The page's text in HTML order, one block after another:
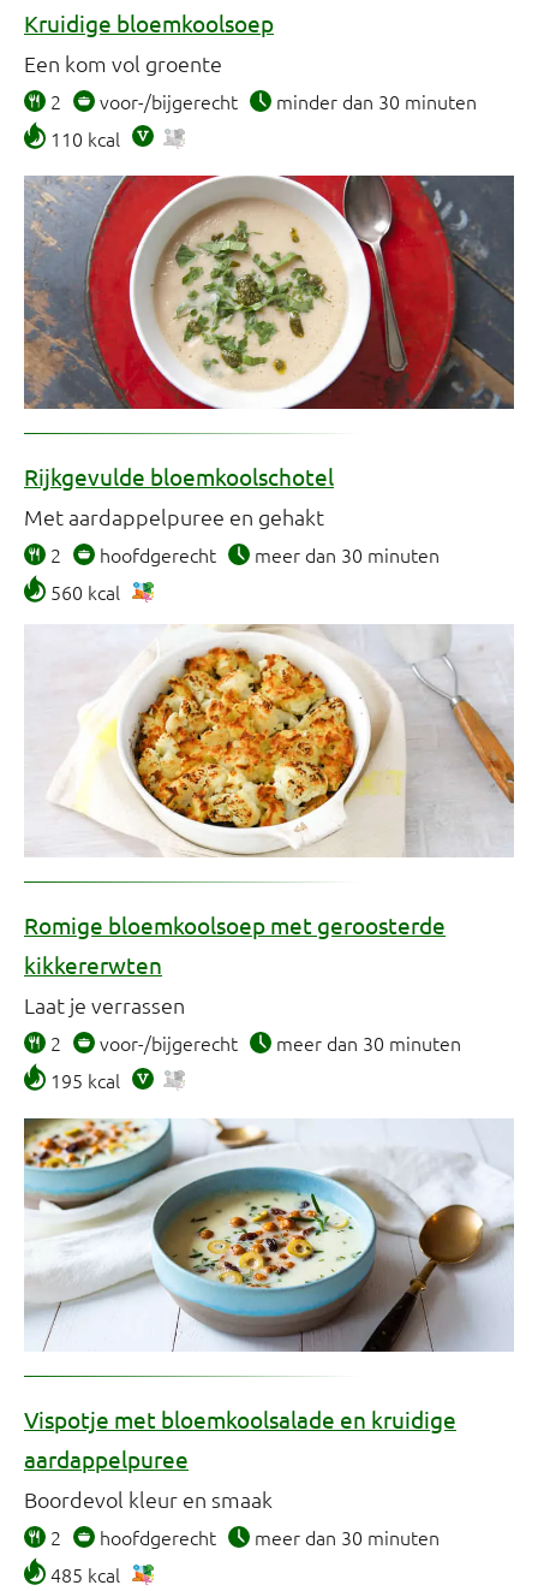
Kruidige bloemkoolsoep
Een kom vol groente
2 voor-/bijgerecht
minder dan 30 minuten
110 kcal
Rijkgevulde bloemkoolschotel
Met aardappelpuree en gehakt
2 hoofdgerecht
meer dan 30 minuten
560 kcal
Romige bloemkoolsoep met geroosterde
kikkererwten
Laat je verrassen
2 voor-/bijgerecht
meer dan 30 minuten
195 kcal
Vispotje met bloemkoolsalade en kruidige
aardappelpuree
Boordevol kleur en smaak
2 hoofdgerecht
meer dan 30 minuten
485 kcal